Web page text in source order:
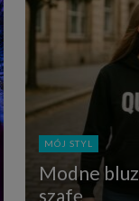
MÓJ STYL
Modne
szafę